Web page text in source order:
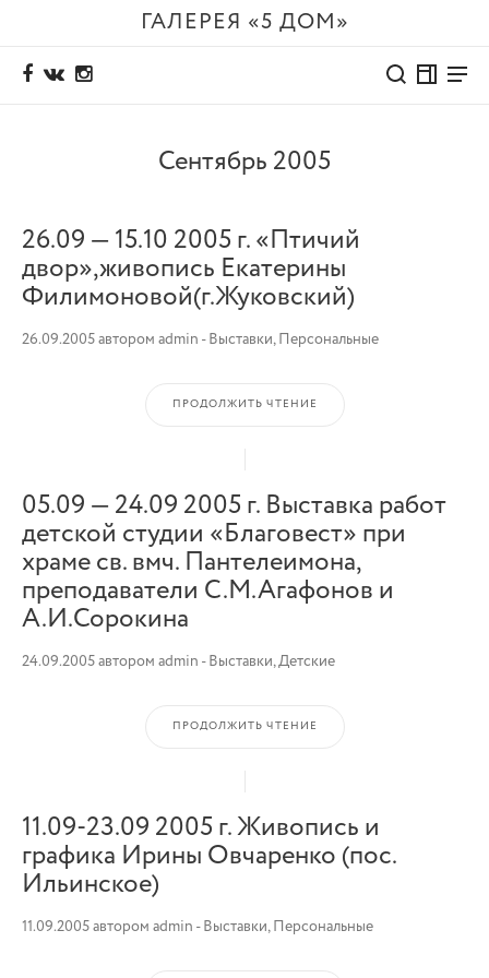
ГАЛЕРЕЯ «5 ДОМ»
Сентябрь 2005
26.09 — 15.10 2005 г. «Птичий
двор»,живопись Екатерины
Филимоновой(г.Жуковский)
26.09.2005автором admin -Выставки,Персональные
ПРОДОЛЖИТЬ ЧТЕНИЕ
05.09 — 24.09 2005 г. Выставка работ
детской студии «Благовест» при
храме св. вмч. Пантелеимона,
преподаватели С.М.Агафонов и
А.И.Сорокина
24.09.2005автором admin -Выставки,Детские
ПРОДОЛЖИТЬ ЧТЕНИЕ
11.09-23.09 2005 г. Живопись и
графика Ирины Овчаренко (пос.
Ильинское)
11.09.2005автором admin -Выставки,Персональные